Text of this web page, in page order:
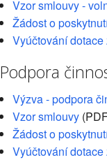
Vzor smlouvy -
Žádost o
Vyúčtování
Podpora
Výzva - podpora
Vzor smlouvy
Žádost o
Vyúčtování